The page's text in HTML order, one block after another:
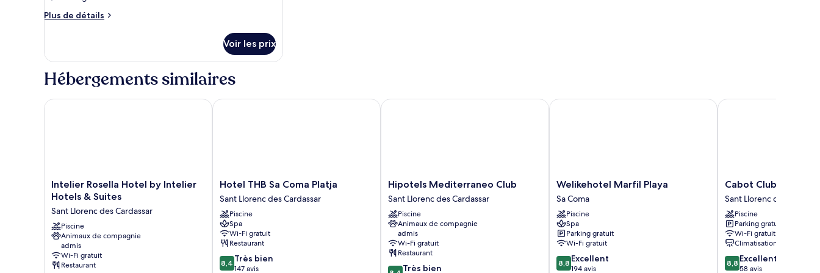
Plus de détails
Plus
le
type
de
Chambre
Voir les prix
Hébergements similaires
Intelier
Rosella
by
Intelier
Hotels
Suites
Sant
Intelier Rosella Hotel by Intelier
Hotels & Suites
Sant Llorenc des Cardassar
Piscine
Animaux de compagnie
admis
Wi-Fi gratuit
Restaurant
Intelier Rosella Hotel by Intelier Hotels & Suites
Hotel
THB
Sa
Coma
Platja
Sant
Llorenc
des
Cardassar
Hotel THB Sa Coma Platja
Sant Llorenc des Cardassar
Piscine
Spa
Wi-Fi gratuit
Restaurant
8.4
sur
8,4 Très bien
147 avis
Hotel THB Sa Coma Platja
Hipotels
Mediterraneo
Club
Sant
Llorenc
des
Cardassar
Hipotels Mediterraneo Club
Sant Llorenc des Cardassar
Piscine
Animaux de compagnie
admis
Wi-Fi gratuit
Restaurant
8.4 Très bien
Hipotels Mediterraneo Club
Welikehotel
Marfil
Playa
Sa
Coma
Welikehotel Marfil Playa
Sa Coma
Piscine
Spa
Parking gratuit
Wi-Fi gratuit
8.8
sur
8,8 Excellent
194 avis
Welikehotel Marfil Playa
Cabot
Club
Torreblanca
Sant
Llorenc
des
Cardassar
Cabot Club
Sant Llorenc des
Piscine
Parking gratuit
Wi-Fi gratuit
Climatisation
8.8
sur
8,8 Excellent
58 avis
Cabot Club